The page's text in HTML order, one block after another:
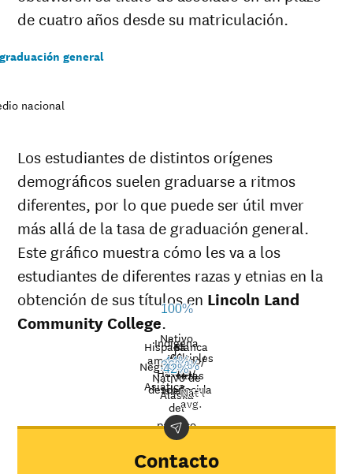
de cuatro años desde su matriculación.
general
nacional
Los estudiantes de distintos orígenes
demográficos suelen graduarse a ritmos
diferentes, por lo que puede ser útil mver
más allá de la tasa de graduación general.
Este gráfico muestra cómo les va a los
estudiantes de diferentes razas y etnias en la
obtención de sus títulos en Lincoln Land
Community College.
Indígena
americano/
Nativo de
Alaska
Asiática
Negro
Hispana
Nativo
de
Hawaii/
Isleño
del
pacífico
Blanca
Múltiples
razas
Raza
desconocida
Nat’l
avg.
33%
43%
21%
33%
100%
44%
36%
42%
Demographic
category
Land
Contacto